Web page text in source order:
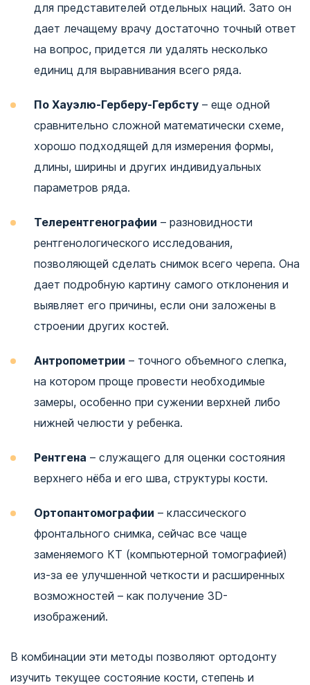
для представителей отдельных наций. Зато он
дает лечащему врачу достаточно точный ответ
на вопрос, придется ли удалять несколько
единиц для выравнивания всего ряда.
По Хауэлю-Герберу-Гербсту – еще одной
сравнительно сложной математически схеме,
хорошо подходящей для измерения формы,
длины, ширины и других индивидуальных
параметров ряда.
Телерентгенографии – разновидности
рентгенологического исследования,
позволяющей сделать снимок всего черепа. Она
дает подробную картину самого отклонения и
выявляет его причины, если они заложены в
строении других костей.
Антропометрии – точного объемного слепка,
на котором проще провести необходимые
замеры, особенно при сужении верхней либо
нижней челюсти у ребенка.
Рентгена – служащего для оценки состояния
верхнего нёба и его шва, структуры кости.
Ортопантомографии – классического
фронтального снимка, сейчас все чаще
заменяемого КТ (компьютерной томографией)
из-за ее улучшенной четкости и расширенных
возможностей – как получение 3D-
изображений.
В комбинации эти методы позволяют ортодонту
изучить текущее состояние кости, степень и